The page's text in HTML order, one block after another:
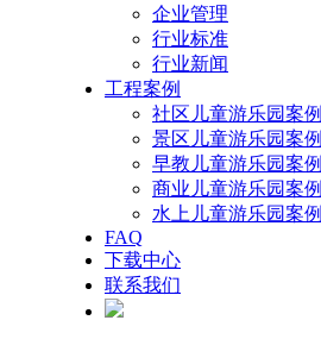
企业管理
行业标准
行业新闻
工程案例
社区儿童游乐园案例
景区儿童游乐园案例
早教儿童游乐园案例
商业儿童游乐园案例
水上儿童游乐园案例
FAQ
下载中心
联系我们